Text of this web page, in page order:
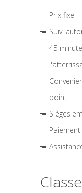
Prix fixe
Suivi
45
point
Sièges